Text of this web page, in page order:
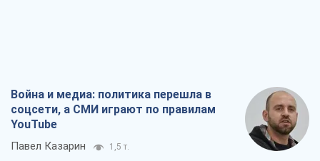
Война и медиа: политика перешла в
соцсети, а СМИ играют по правилам
YouTube
Павел Казарин 1,5 т.